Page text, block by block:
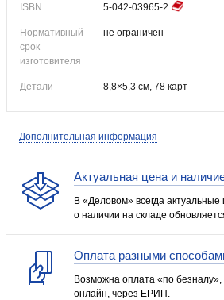
ISBN 5-042-03965-2
Нормативный
срок
изготовителя
не ограничен
Детали 8,8×5,3 см, 78 карт
Дополнительная информация
Актуальная цена и
В «Деловом» всегда
о наличии на складе
Оплата разными
Возможна оплата «по безналу»,
онлайн, через ЕРИП.